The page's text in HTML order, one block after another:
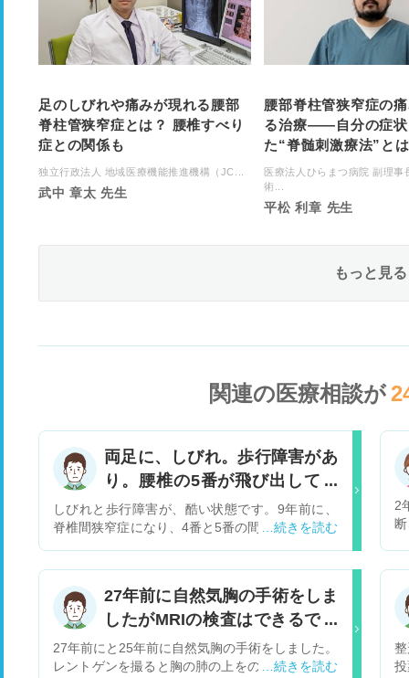
足のしびれや痛みが現れる腰部
脊柱管狭窄症とは？ 腰椎すべり
症との関係も
独立行政法人 地域医療機能推進機構（JC...
武中 章太 先生
腰部脊柱管狭窄症の
る治療――自分の症状
た“脊髄刺激療法”とは
医療法人ひらまつ病院 副理事
術...
平松 利章 先生
もっと見る
関連の医療相談が
両足に、しびれ。歩行障害があ
り。腰椎の5番が飛び出して寝
ると違和感があります。
しびれと歩行障害が、酷い状態です。9年前に、
脊椎間狭窄症になり、4番と5番の間から内視鏡手
たが、多少、骨が、狭いところはあるが、神経を
圧迫していないので腰には、腰椎に関連性がない
ような治療が、必要でしょうか？
2
27年前に自然気胸の手術をしま
したがMRIの検査はできるでし
ょうか？
27年前にと25年前に自然気胸の手術をしました。
レントゲンを撮ると胸の肺の上をの方に棒状の影